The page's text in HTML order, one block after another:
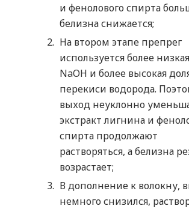
и фенолового спирта
белизна снижается;
На втором этапе препрег
используется более
NaOH и более высокая
перекиси водорода.
выход неуклонно
экстракт лигнина и
спирта продолжают
растворяться, а белизна
возрастает;
В дополнение к волокну,
немного снизился,